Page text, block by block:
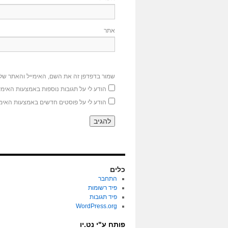
אתר
שמור בדפדפן זה את השם, האימייל והאתר
הודע לי על תגובות נוספות באמצעות
הודע לי על פוסטים חדשים באמצעות
כלים
התחבר
פיד רשומות
פיד תגובות
WordPress.org
פותח ע"י נט.יו